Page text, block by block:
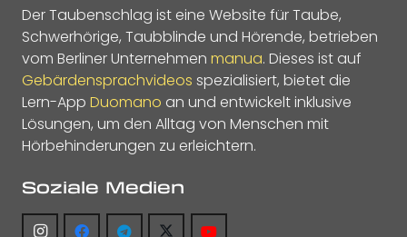
Der Taubenschlag ist eine Website für Taube,
Schwerhörige, Taubblinde und Hörende, betrieben
vom Berliner Unternehmen manua. Dieses ist auf
Gebärdensprachvideos spezialisiert, bietet die
Lern-App Duomano an und entwickelt inklusive
Lösungen, um den Alltag von Menschen mit
Hörbehinderungen zu erleichtern.
Soziale Medien